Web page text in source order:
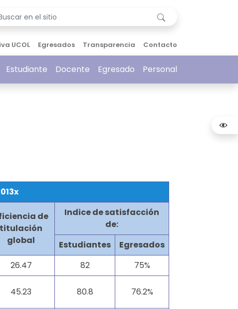
UCOL Egresados Transparencia Contacto
Estudiante Docente Egresado Personal
de
titulación
global
Indice de satisfacción
de:
Estudiantes
Egresados
26.47 82
75%
45.23 80.8 76.2%